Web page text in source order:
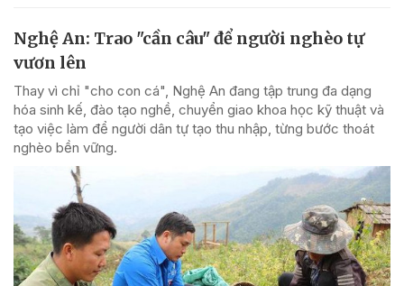
Nghệ An: Trao "cần câu" để người nghèo tự
vươn lên
Thay vì chỉ "cho con cá", Nghệ An đang tập trung đa dạng
hóa sinh kế, đào tạo nghề, chuyển giao khoa học kỹ thuật và
tạo việc làm để người dân tự tạo thu nhập, từng bước thoát
nghèo bền vững.